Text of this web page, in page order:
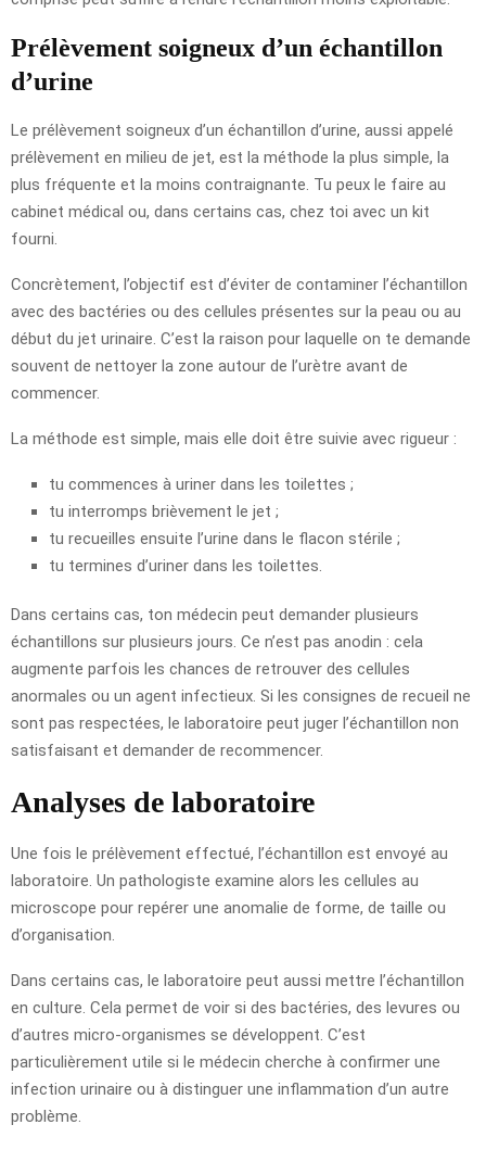
Prélèvement soigneux d’un échantillon
d’urine
Le prélèvement soigneux d’un échantillon d’urine, aussi appelé
prélèvement en milieu de jet, est la méthode la plus simple, la
plus fréquente et la moins contraignante. Tu peux le faire au
cabinet médical ou, dans certains cas, chez toi avec un kit
fourni.
Concrètement, l’objectif est d’éviter de contaminer l’échantillon
avec des bactéries ou des cellules présentes sur la peau ou au
début du jet urinaire. C’est la raison pour laquelle on te demande
souvent de nettoyer la zone autour de l’urètre avant de
commencer.
La méthode est simple, mais elle doit être suivie avec rigueur :
tu commences à uriner dans les toilettes ;
tu interromps brièvement le jet ;
tu recueilles ensuite l’urine dans le flacon stérile ;
tu termines d’uriner dans les toilettes.
Dans certains cas, ton médecin peut demander plusieurs
échantillons sur plusieurs jours. Ce n’est pas anodin : cela
augmente parfois les chances de retrouver des cellules
anormales ou un agent infectieux. Si les consignes de recueil ne
sont pas respectées, le laboratoire peut juger l’échantillon non
satisfaisant et demander de recommencer.
Analyses de laboratoire
Une fois le prélèvement effectué, l’échantillon est envoyé au
laboratoire. Un pathologiste examine alors les cellules au
microscope pour repérer une anomalie de forme, de taille ou
d’organisation.
Dans certains cas, le laboratoire peut aussi mettre l’échantillon
en culture. Cela permet de voir si des bactéries, des levures ou
d’autres micro-organismes se développent. C’est
particulièrement utile si le médecin cherche à confirmer une
infection urinaire ou à distinguer une inflammation d’un autre
problème.